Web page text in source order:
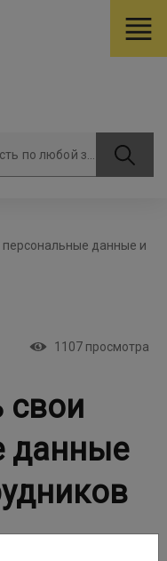
данные и
1107просмотра
свои
данные